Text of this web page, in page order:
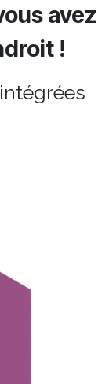
avez
!